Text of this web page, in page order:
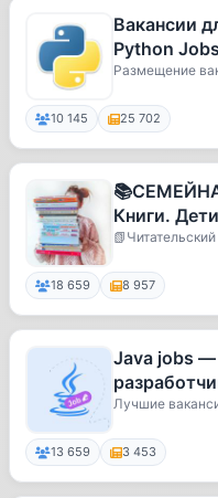
Вакансии
Python Jobs
Размещение
10 145 25 702
Книги.
Книги для
18 659 8 957
Java jobs —
Лучшие
13 659 3 453